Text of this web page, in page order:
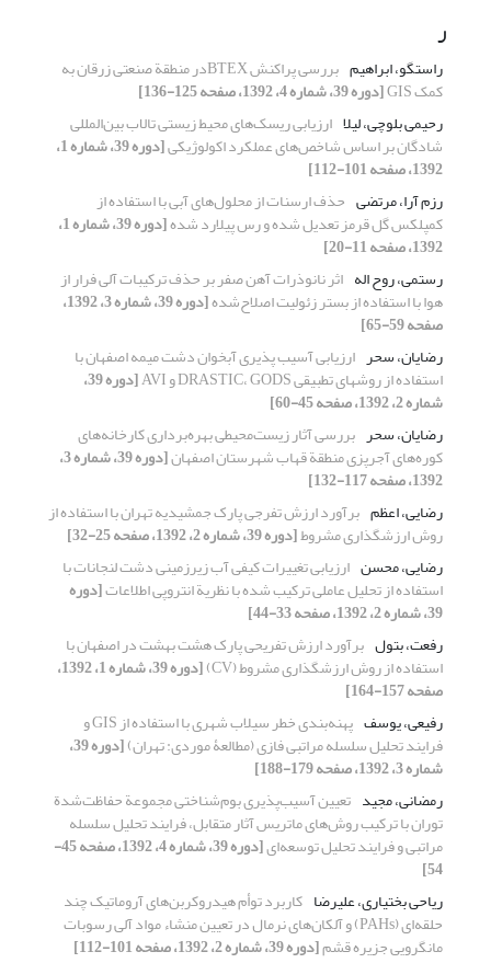
ر
راستگو، ابراهیم بررسی پراکنش BTEXدر منطقة صنعتی زرقان به
کمک GIS
[دوره 39، شماره 4، 1392، صفحه 125-136]
رحیمی بلوچی، لیلا ارزیابی ریسک‌های محیط زیستی تالاب بین‌المللی
شادگان بر اساس شاخص‌های عملکرد اکولوژیکی [دوره 39، شماره 1،
1392، صفحه 101-112]
رزم آرا، مرتضی حذف ارسنات از محلول‌های آبی با استفاده از
کمپلکس گل قرمز تعدیل شده و رس پیلارد شده [دوره 39، شماره 1،
1392، صفحه 11-20]
رستمی، روح اله اثر نانوذرات آهن صفر بر حذف ترکیبات آلی فرار از
هوا با استفاده از بستر زئولیت اصلاح‌شده [دوره 39، شماره 3، 1392،
صفحه 59-65]
رضایان، سحر ارزیابی آسیب پذیری آبخوان دشت میمه اصفهان با
استفاده از روشهای تطبیقی DRASTIC، GODS و AVI [دوره 39،
شماره 2، 1392، صفحه 45-60]
رضایان، سحر بررسی آثار زیست‌محیطی بهره‌برداری کارخانه‌های
کوره‌های آجرپزی منطقة قهاب شهرستان اصفهان [دوره 39، شماره 3،
1392، صفحه 117-132]
رضایی، اعظم برآورد ارزش تفرجی پارک جمشیدیه تهران با استفاده از
روش ارزشگذاری مشروط[دوره 39، شماره 2، 1392، صفحه 25-32]
رضایی، محسن ارزیابی تغییرات کیفی آب زیرزمینی دشت لنجانات با
استفاده از تحلیل عاملی ترکیب شده با نظریة انتروپی اطلاعات[دوره
39، شماره 2، 1392، صفحه 33-44]
رفعت، بتول برآورد ارزش تفریحی پارک هشت بهشت در اصفهان با
استفاده از روش ارزشگذاری مشروط (CV) [دوره 39، شماره 1، 1392،
صفحه 157-164]
رفیعی، یوسف
پهنه‌بندی خطر سیلاب شهری با استفاده از GIS و
فرایند تحلیل سلسله مراتبی فازی (مطالعۀ موردی: تهران) [دوره 39،
شماره 3، 1392، صفحه 179-188]
رمضانی، مجید تعیین آسیب‌پذیری بوم‌شناختی مجموعة حفاظت‌شدة
توران با ترکیب روش‌های ماتریس آثار متقابل، فرایند تحلیل سلسله
‌مراتبی و فرایند تحلیل توسعه‌ای [دوره 39، شماره 4، 1392، صفحه 45-
54]
ریاحی بختیاری، علیرضا کاربرد توأم هیدروکربن‌های آروماتیک چند
حلقه‌ای (PAHs) و آلکان‌های نرمال در تعیین منشاء مواد آلی رسوبات
مانگرویی جزیره قشم[دوره 39، شماره 2، 1392، صفحه 101-112]